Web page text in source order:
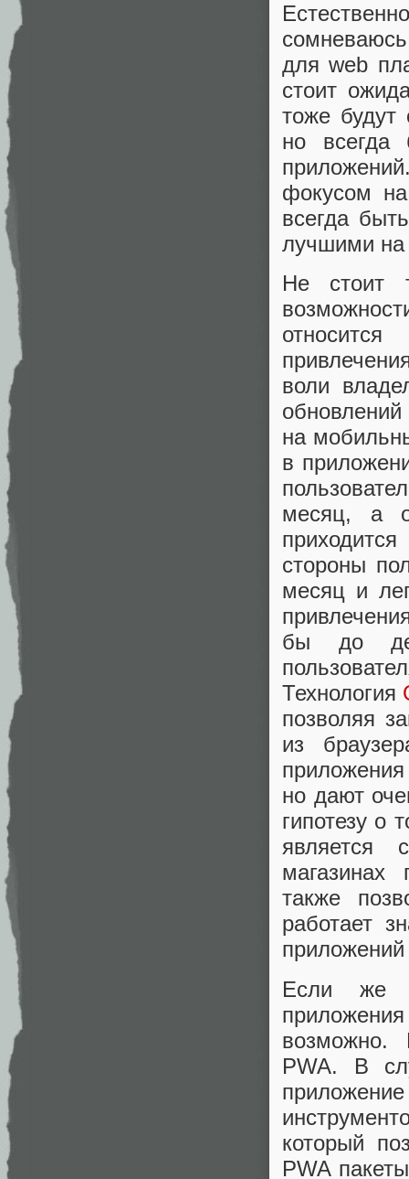
для web
стоит
тоже будут
но всегда
фокусом
всегда
лучшими на
Не стоит
воли
обновлений
на
в
месяц, а
стороны
месяц и
бы до
Технология
позволяя
из
но дают
гипотезу о
является
магазинах
также
работает
Если же
возможно.
PWA. В
который
PWA